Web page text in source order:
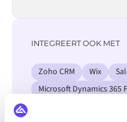
INTEGREERT OOK MET
Zoho CRM Wix
Microsoft Dynamics 365